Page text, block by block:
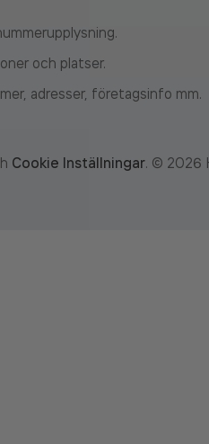
och platser.
adresser, företagsinfo mm.
Cookie Inställningar. © 2026